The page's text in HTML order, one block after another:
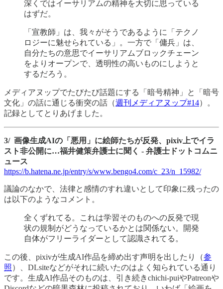
深くではイーサリアムの精神を大切に思っている
はずだ。
「宣教師」は、我々がそうであるように「テクノ
ロジーに魅せられている」。一方で「傭兵」は、
自分たちの意思でイーサリアムブロックチェーン
をよりオープンで、透明性の高いものにしようと
するだろう。
メディアヌップでたびたび話題にする「暗号精神」と「暗号
文化」の話に通じる衝突の話（週刊メディアヌップ#14）。
記録としてとりあげました。
3/ 画像生成AIの「悪用」に絵師たちが反発、pixiv上でイラ
スト非公開に…福井健策弁護士に聞く - 弁護士ドットコムニ
ュース
https://b.hatena.ne.jp/entry/s/www.bengo4.com/c_23/n_15982/
議論のなかで、法律と感情のすれ違いとして印象に残ったの
は以下のようなコメント。
全くずれてる。これは学習そのものへの反発で現
状の規制がどうなっているかとは関係ない。開発
自体がフリーライダーとして認識されてる。
この後、pixivが生成AI作品を締め出す声明を出したり（参
照）、DLsiteなどがそれに続いたのはよく知られている通り
です。生成AI作品そのものは、引き続きchichi-puiやPatreonや